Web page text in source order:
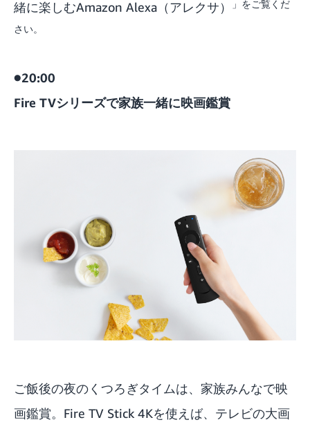
緒に楽しむAmazon Alexa（アレクサ） 」をご覧くだ
さい。
●20:00
Fire TVシリーズで家族一緒に映画鑑賞
ご飯後の夜のくつろぎタイムは、家族みんなで映
画鑑賞。 Fire TV Stick 4Kを使えば、テレビの大画